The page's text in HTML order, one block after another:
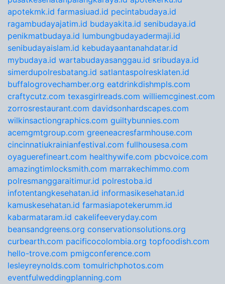
apotekmk.id farmasiuad.id pecintabudaya.id
ragambudayajatim.id budayakita.id senibudaya.id
penikmatbudaya.id lumbungbudayadermaji.id
senibudayaislam.id kebudayaantanahdatar.id
mybudaya.id wartabudayasanggau.id sribudaya.id
simerdupolresbatang.id satlantaspolresklaten.id
buffalogrovechamber.org eatdrinkdishmpls.com
craftycutz.com texasgirlreads.com williemcginest.com
zorrosrestaurant.com davidsonhardscapes.com
wilkinsactiongraphics.com guiltybunnies.com
acemgmtgroup.com greeneacresfarmhouse.com
cincinnatiukrainianfestival.com fullhousesa.com
oyaguerefineart.com healthywife.com pbcvoice.com
amazingtimlocksmith.com marrakechimmo.com
polresmanggaraitimur.id polrestoba.id
infotentangkesehatan.id informasikesehatan.id
kamuskesehatan.id farmasiapotekerumm.id
kabarmataram.id cakelifeeveryday.com
beansandgreens.org conservationsolutions.org
curbearth.com pacificocolombia.org topfoodish.com
hello-trove.com pmigconference.com
lesleyreynolds.com tomulrichphotos.com
eventfulweddingplanning.com